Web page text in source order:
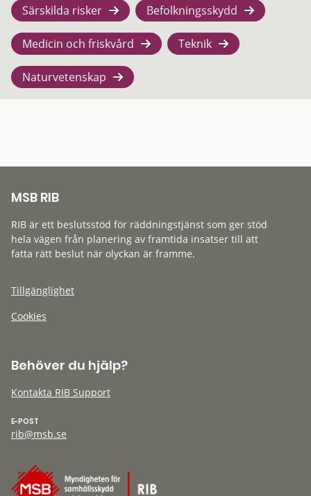
Särskilda risker Befolkningsskydd
Medicin och friskvård Teknik
Naturvetenskap
MSB RIB
RIB är ett beslutsstöd för räddningstjänst som ger stöd
hela vägen från planering av framtida insatser till att
fatta rätt beslut när olyckan är framme.
Tillgänglighet
Cookies
Behöver du hjälp?
Kontakta RIB Support
E-POST
rib@msb.se